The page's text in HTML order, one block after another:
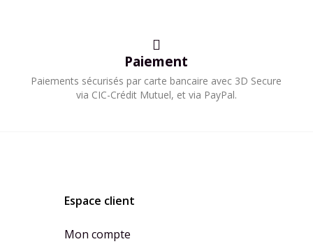
Paiement
Paiements sécurisés par carte bancaire avec 3D Secure
via CIC-Crédit Mutuel, et via PayPal.​
Espace client
Mon compte